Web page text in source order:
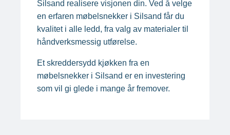
Silsand realisere visjonen din. Ved å velge
en erfaren møbelsnekker i Silsand får du
kvalitet i alle ledd, fra valg av materialer til
håndverksmessig utførelse.
Et skreddersydd kjøkken fra en
møbelsnekker i Silsand er en investering
som vil gi glede i mange år fremover.